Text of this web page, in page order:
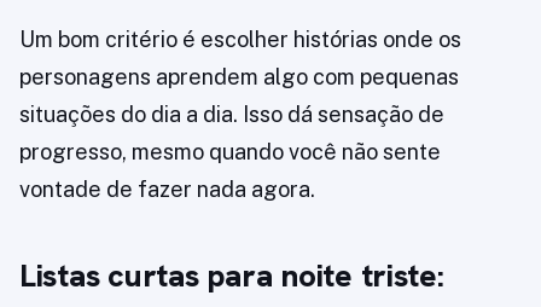
Um bom critério é escolher histórias onde os
personagens aprendem algo com pequenas
situações do dia a dia. Isso dá sensação de
progresso, mesmo quando você não sente
vontade de fazer nada agora.
Listas curtas para noite triste: